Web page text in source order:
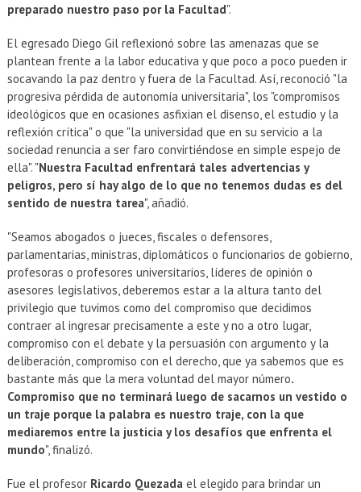
preparado nuestro paso por la Facultad".
El egresado Diego Gil reflexionó sobre las amenazas que se
plantean frente a la labor educativa y que poco a poco pueden ir
socavando la paz dentro y fuera de la Facultad. Así, reconoció "la
progresiva pérdida de autonomía universitaria", los "compromisos
ideológicos que en ocasiones asfixian el disenso, el estudio y la
reflexión crítica" o que "la universidad que en su servicio a la
sociedad renuncia a ser faro convirtiéndose en simple espejo de
ella". "Nuestra Facultad enfrentará tales advertencias y
peligros, pero sí hay algo de lo que no tenemos dudas es del
sentido de nuestra tarea", añadió.
"Seamos abogados o jueces, fiscales o defensores,
parlamentarias, ministras, diplomáticos o funcionarios de gobierno,
profesoras o profesores universitarios, líderes de opinión o
asesores legislativos, deberemos estar a la altura tanto del
privilegio que tuvimos como del compromiso que decidimos
contraer al ingresar precisamente a este y no a otro lugar,
compromiso con el debate y la persuasión con argumento y la
deliberación, compromiso con el derecho, que ya sabemos que es
bastante más que la mera voluntad del mayor número.
Compromiso que no terminará luego de sacarnos un vestido o
un traje porque la palabra es nuestro traje, con la que
mediaremos entre la justicia y los desafíos que enfrenta el
mundo", finalizó.
Fue el profesor Ricardo Quezada el elegido para brindar un